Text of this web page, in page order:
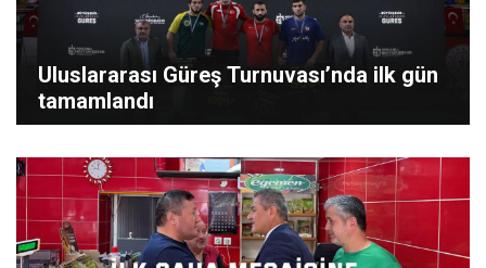
Uluslararası Güreş Turnuvası’nda ilk gün
tamamlandı